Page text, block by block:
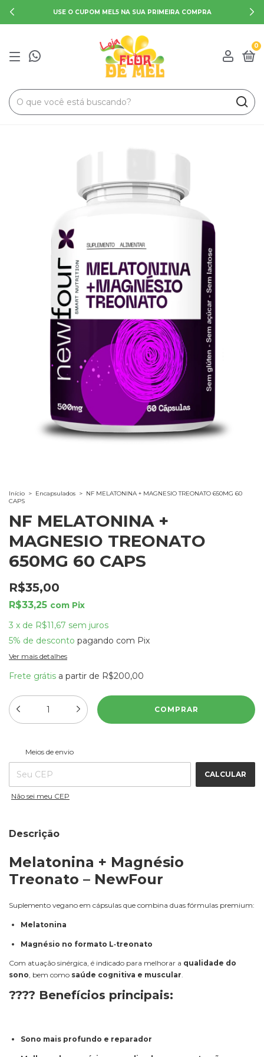
USE O CUPOM MEL5 NA SUA PRIMEIRA COMPRA
0
Início > Encapsulados > NF MELATONINA + MAGNESIO TREONATO 650MG 60
CAPS
NF MELATONINA +
MAGNESIO TREONATO
650MG 60 CAPS
R$35,00
R$33,25 com Pix
3 x de R$11,67 sem juros
5% de desconto pagando com Pix
Ver mais detalhes
Frete grátis a partir de R$200,00
Entregas para o CEP:
Meios de envio
CALCULAR
Não sei meu CEP
Descrição
Melatonina + Magnésio
Treonato – NewFour
Suplemento vegano em cápsulas que combina duas fórmulas premium:
Melatonina
Magnésio no formato L‑treonato
Com atuação sinérgica, é indicado para melhorar a qualidade do
sono , bem como saúde cognitiva e muscular
???? Benefícios principais:
Sono mais profundo e reparador